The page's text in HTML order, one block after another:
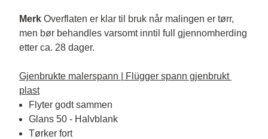
Merk Overflaten er klar til bruk når malingen er tørr,
men bør behandles varsomt inntil full gjennomherding
etter ca. 28 dager.
Gjenbrukte malerspann | Flügger spann gjenbrukt
plast
Flyter godt sammen
Glans 50 - Halvblank
Tørker fort